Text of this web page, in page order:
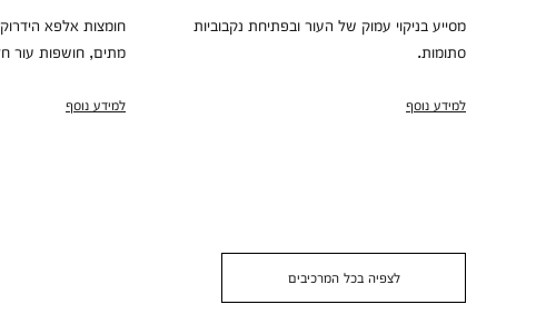
מסייע בניקוי עמוק של העור ובפתיחת נקבוביות
סתומות.
למידע נוסף
חומצות אלפא
מתים, חושפות עור
למידע נוסף
לצפיה בכל המרכיבים